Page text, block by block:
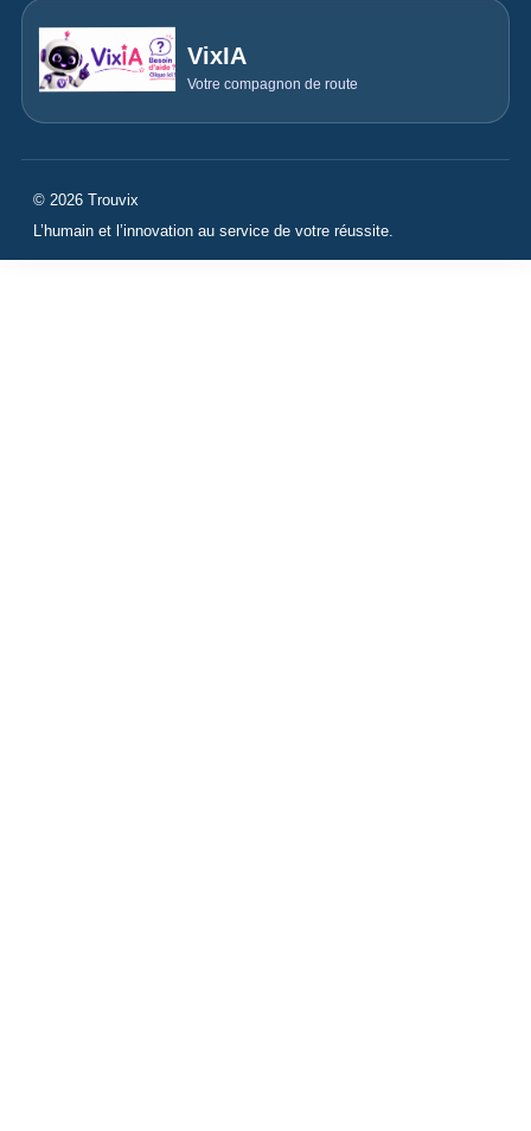
VixIA
Votre compagnon de route
© 2026 Trouvix
L’humain et l’innovation au service de votre réussite.